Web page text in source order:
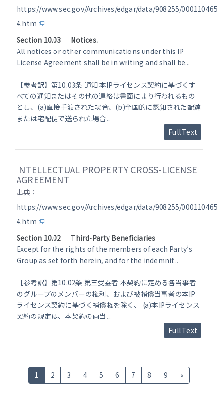
https://www.sec.gov/Archives/edgar/data/908255/
4.htm
Section 10.03 Notices.
All notices or other communications under this IP
License Agreement shall be in writing and shall be...
【参考訳】第10.03条 通知 本IPライセンス契約に基づくす
べての通知またはその他の連絡は書面により行われるもの
とし、(a)直接手渡された場合、(b)全国的に認知された配達
または宅配便で送られた場合...
Full Text
INTELLECTUAL PROPERTY CROSS-LICENSE
AGREEMENT
出典：
https://www.sec.gov/Archives/edgar/data/908255/
4.htm
Section 10.02 Third-Party Beneficiaries
Except for the rights of the members of each Party’s
Group as set forth herein, and for the indemnif...
【参考訳】第10.02条 第三受益者 本契約に定める各当事者
のグループのメンバーの権利、および被補償当事者の本IP
ライセンス契約に基づく補償権を除く、 (a)本IPライセンス
契約の規定は、本契約の両当 ...
Full Text
1 2 3 4 5 6 7 8 9 »